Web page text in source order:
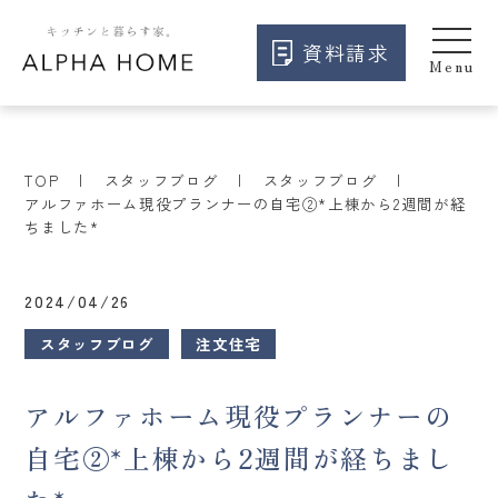
資料請求
TOP スタッフブログ
スタッフブログ
アルファホーム現役プランナーの自宅②*上棟から2週間が経
ちました*
2024/04/26
スタッフブログ 注文住宅
アルファホーム現役プランナーの
自宅②*上棟から2週間が経ちまし